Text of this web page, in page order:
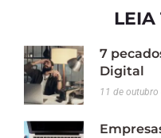
LEIA
7
Digital
11 de outubro